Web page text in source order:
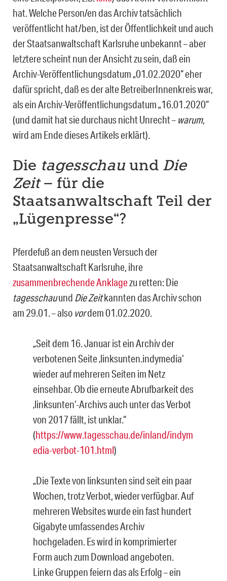
hat. Welche Person/en das Archiv tatsächlich
veröffentlicht hat/ben, ist der Öffentlichkeit und auch
der Staatsanwaltschaft Karlsruhe unbekannt – aber
letztere scheint nun der Ansicht zu sein, daß ein
Archiv-Veröffentlichungsdatum „01.02.2020“ eher
dafür spricht, daß es der alte BetreiberInnenkreis war,
als ein Archiv-Veröffentlichungsdatum „16.01.2020“
(und damit hat sie durchaus nicht Unrecht – warum,
wird am Ende dieses Artikels erklärt).
Die tagesschauund Die
Zeit– für die
Staatsanwaltschaft Teil der
„Lügenpresse“?
Pferdefuß an dem neusten Versuch der
Staatsanwaltschaft Karlsruhe, ihre
zusammenbrechende Anklagezu retten: Die
tagesschauund Die Zeitkannten das Archiv schon
am 29.01. – also vordem 01.02.2020.
„Seit dem 16. Januar ist ein Archiv der
verbotenen Seite ‚linksunten.indymedia‘
wieder auf meh­reren Seiten im Netz
einsehbar. Ob die erneute Abrufbarkeit des
‚linksunten‘-Archivs auch unter das Verbot
von 2017 fällt, ist unklar.“
(https://www.tagesschau.de/inland/indym
edia-verbot-101.html)
„Die Texte von linksunten sind seit ein paar
Wochen, trotz Verbot, wieder verfügbar. Auf
mehre­ren Websites wurde ein fast hundert
Gigabyte umfassendes Archiv
hochgeladen. Es wird in komprimierter
Form auch zum Download angeboten.
Linke Gruppen feiern das als Erfolg – ein